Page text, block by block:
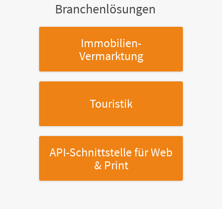
Branchenlösungen
Immobilien-
Vermarktung
Touristik
API-Schnittstellefür Web
& Print